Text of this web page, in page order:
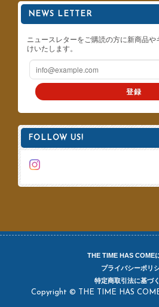
NEWS LETTER
ニュースレターをご購読の方に新商品
けいたします。
登録
FOLLOW US!
THE TIME HAS COME
プライバシーポリ
特定商取引法に基づ
Copyright © THE TIME HAS